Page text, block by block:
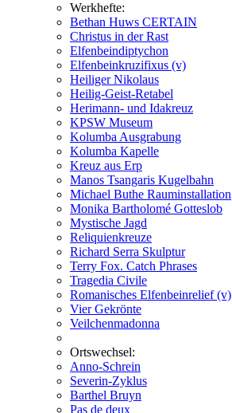
Werkhefte:
Bethan Huws CERTAIN
Christus in der Rast
Elfenbeindiptychon
Elfenbeinkruzifixus (v)
Heiliger Nikolaus
Heilig-Geist-Retabel
Herimann- und Idakreuz
KPSW Museum
Kolumba Ausgrabung
Kolumba Kapelle
Kreuz aus Erp
Manos Tsangaris Kugelbahn
Michael Buthe Rauminstallation
Monika Bartholomé Gotteslob
Mystische Jagd
Reliquienkreuze
Richard Serra Skulptur
Terry Fox. Catch Phrases
Tragedia Civile
Romanisches Elfenbeinrelief (v)
Vier Gekrönte
Veilchenmadonna
Ortswechsel:
Anno-Schrein
Severin-Zyklus
Barthel Bruyn
Pas de deux